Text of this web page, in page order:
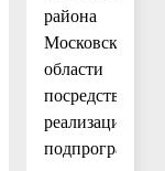
района
Московской
области
посредством
реализации
подпрограмм;